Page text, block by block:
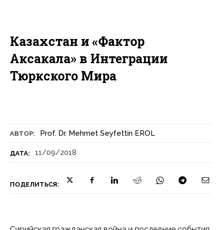
АВТОР: Prof. Dr. Mehmet Seyfettin EROL
ДАТА: 11/09/2018
ПОДЕЛИТЬСЯ:
Казахстан и «Фактор
Аксакала» в Интеграции
Тюркского Мира